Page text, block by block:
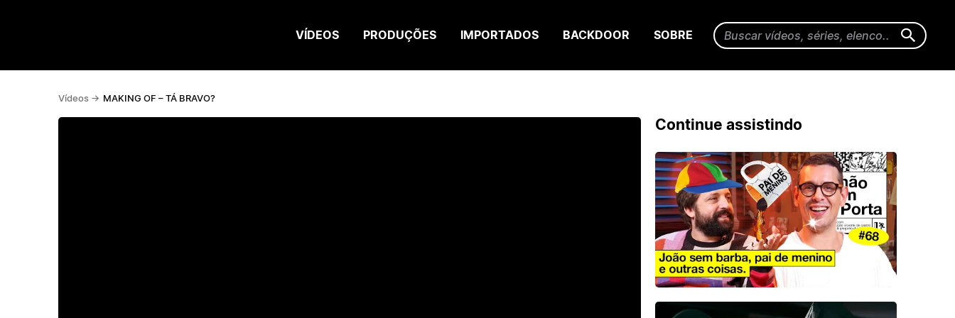
VÍDEOS PRODUÇÕES IMPORTADOS BACKDOOR SOBRE
Vídeos -> MAKING OF – TÁ BRAVO?
Continue assistindo